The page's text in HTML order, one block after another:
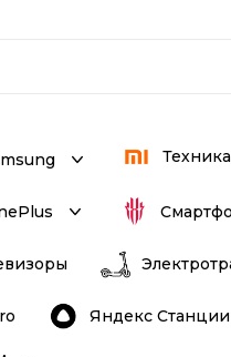
Яндекс Станции